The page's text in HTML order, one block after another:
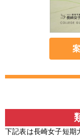
下記表は長崎女子短期